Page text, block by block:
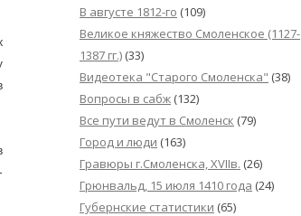
В августе 1812-го (109)
Великое княжество Смоленское (1127-
1387 гг.) (33)
Видеотека "Cтарого Смоленска" (38)
Вопросы в сабж (132)
Все пути ведут в Смоленск (79)
Город и люди (163)
Гравюры г.Смоленска, XVIIв. (26)
Грюнвальд, 15 июля 1410 года (24)
Губернские статистики (65)